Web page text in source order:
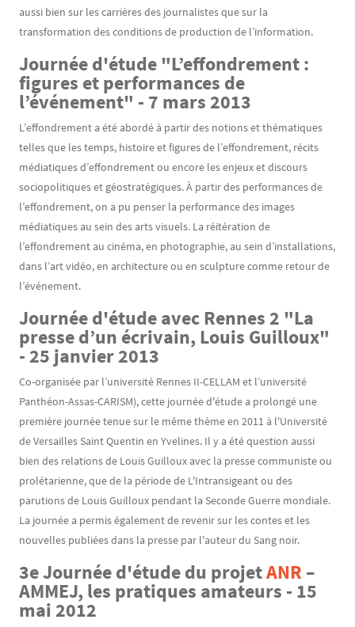
aussi bien sur les carrières des journalistes que sur la
transformation des conditions de production de l’information.
Journée d'étude "L’effondrement :
figures et performances de
l’événement" - 7 mars 2013
L’effondrement a été abordé à partir des notions et thématiques
telles que les temps, histoire et figures de l’effondrement, récits
médiatiques d’effondrement ou encore les enjeux et discours
sociopolitiques et géostratégiques. À partir des performances de
l’effondrement, on a pu penser la performance des images
médiatiques au sein des arts visuels. La réitération de
l’effondrement au cinéma, en photographie, au sein d’installations,
dans l’art vidéo, en architecture ou en sculpture comme retour de
l’événement.
Journée d'étude avec Rennes 2 "La
presse d’un écrivain, Louis Guilloux"
- 25 janvier 2013
Co-organisée par l’université Rennes II-CELLAM et l’université
Panthéon-Assas-CARISM), cette journée d'étude a prolongé une
première journée tenue sur le même thème en 2011 à l'Université
de Versailles Saint Quentin en Yvelines. Il y a été question aussi
bien des relations de Louis Guilloux avec la presse communiste ou
prolétarienne, que de la période de L'Intransigeant ou des
parutions de Louis Guilloux pendant la Seconde Guerre mondiale.
La journée a permis également de revenir sur les contes et les
nouvelles publiées dans la presse par l'auteur du Sang noir.
3e Journée d'étude du projetANR –
AMMEJ, les pratiques amateurs - 15
mai 2012